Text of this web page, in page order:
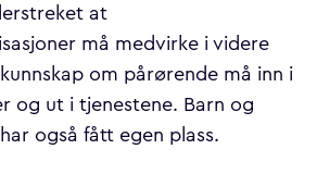
at
må medvirke i videre
om pårørende må inn i
og ut i tjenestene. Barn og
også fått egen plass.